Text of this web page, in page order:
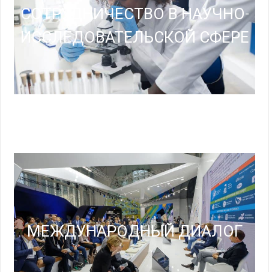
СОТРУДНИЧЕСТВО В НАУЧНО-
ИССЛЕДОВАТЕЛЬСКОЙ СФЕРЕ
МЕЖДУНАРОДНЫЙ ДИАЛОГ